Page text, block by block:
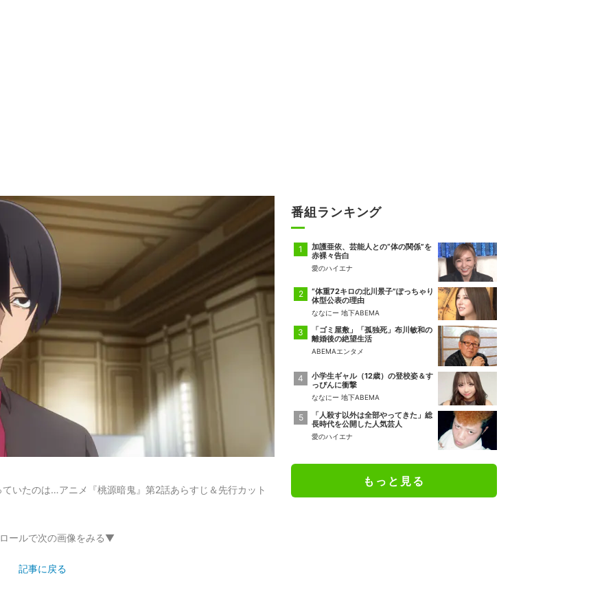
いたのは…アニメ『桃源暗鬼』第2話あらすじ＆先行カット
ールで次の画像をみる▼
記事に戻る
番組ランキング
加護亜依、芸能人との“体の関係”を
赤裸々告白
愛のハイエナ
“体重72キロの北川景子”ぽっちゃり
体型公表の理由
ななにー 地下ABEMA
「ゴミ屋敷」「孤独死」布川敏和の
離婚後の絶望生活
ABEMAエンタメ
小学生ギャル（12歳）の登校姿＆す
っぴんに衝撃
ななにー 地下ABEMA
「人殺す以外は全部やってきた」総
長時代を公開した人気芸人
愛のハイエナ
もっと見る